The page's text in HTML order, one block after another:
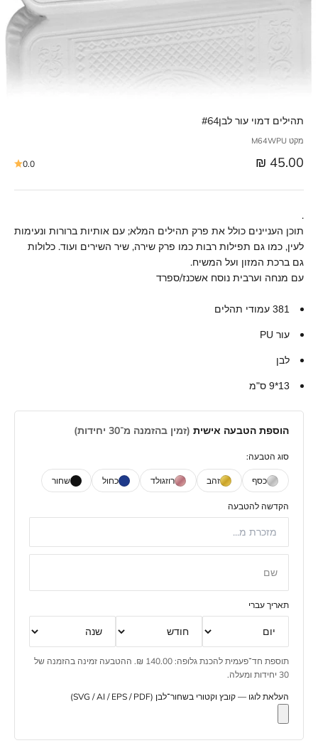
תהילים דמוי עור לבן#64
מקט M64WPU
מחיר מבצע
45.00 ₪
0.0
.
תוכן העניינים כולל את פרק תהילים המלא; עם אותיות ברורות ונעימות
לעין, כמו גם תפילות רבות כמו פרק שירה, שיר השירים ועוד. כלולות
גם ברכת המזון ועל המשיח.
עם מנחה וערבית נוסח אשכנז/ספרד
381 עמודי תהלים
עור PU
לבן
13*9 ס"מ
הוספת הטבעה אישית (זמין בהזמנה מ־30 יחידות)
סוג הטבעה:
כסף זהב רוזגולד כחול שחור
הקדשה להטבעה
שם
תאריך עברי
תוספת חד־פעמית להכנת גלופה: 140.00 ₪. ההטבעה זמינה בהזמנה של
30 יחידות ומעלה.
העלאת לוגו — קובץ וקטורי בשחור־לבן (SVG / AI / EPS / PDF)